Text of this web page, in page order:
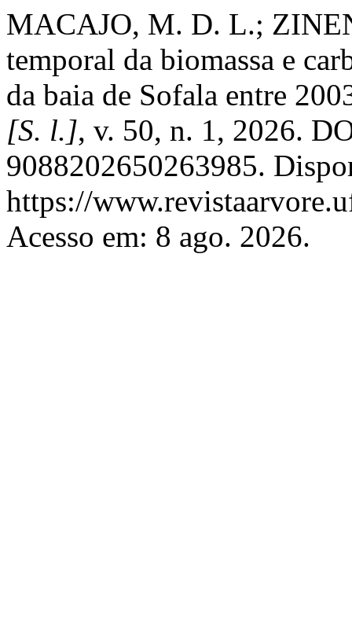
MACAJO, M. D. L.;
temporal da biomassa e
da baia de Sofala entre
[S. l.], v. 50, n. 1, 2026.
9088202650263985.
https://
Acesso em: 8 ago. 2026.